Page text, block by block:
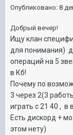
Опубликовано: 8
Добрый вечер!
Ищу клан
для понимания)
операций на 5
в Кб!
Почему по
3 через 2(3
играть с 21 40 ,
Есть дискорд +
этом нету)